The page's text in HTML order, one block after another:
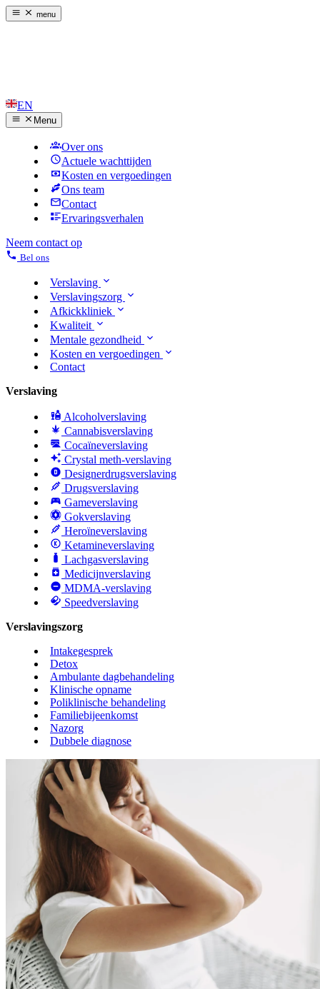
menu
EN
Menu
Over ons
Actuele wachttijden
Kosten en vergoedingen
Ons team
Contact
Ervaringsverhalen
Neem contact op
Bel ons
Verslaving
Verslavingszorg
Afkickkliniek
Kwaliteit
Mentale gezondheid
Kosten en vergoedingen
Contact
Verslaving
Alcoholverslaving
Cannabisverslaving
Cocaïneverslaving
Crystal meth-verslaving
Designerdrugsverslaving
Drugsverslaving
Gameverslaving
Gokverslaving
Heroïneverslaving
Ketamineverslaving
Lachgasverslaving
Medicijnverslaving
MDMA-verslaving
Speedverslaving
Verslavingszorg
Intakegesprek
Detox
Ambulante dagbehandeling
Klinische opname
Poliklinische behandeling
Familiebijeenkomst
Nazorg
Dubbele diagnose